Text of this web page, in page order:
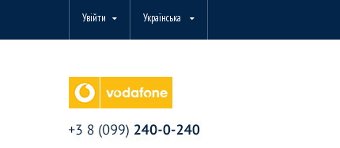
Увійти Українська